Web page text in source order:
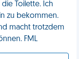
Toilette. Ich
zu bekommen.
macht trotzdem
FML